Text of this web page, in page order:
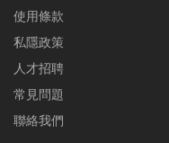
使用條款
私隱政策
人才招聘
常見問題
聯絡我們